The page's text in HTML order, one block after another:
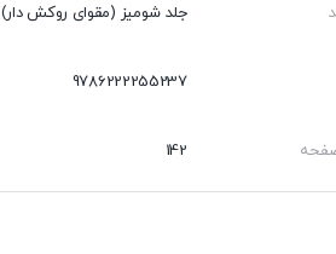
جلد شومیز (مقوای روکش دار)
9786222255237
142